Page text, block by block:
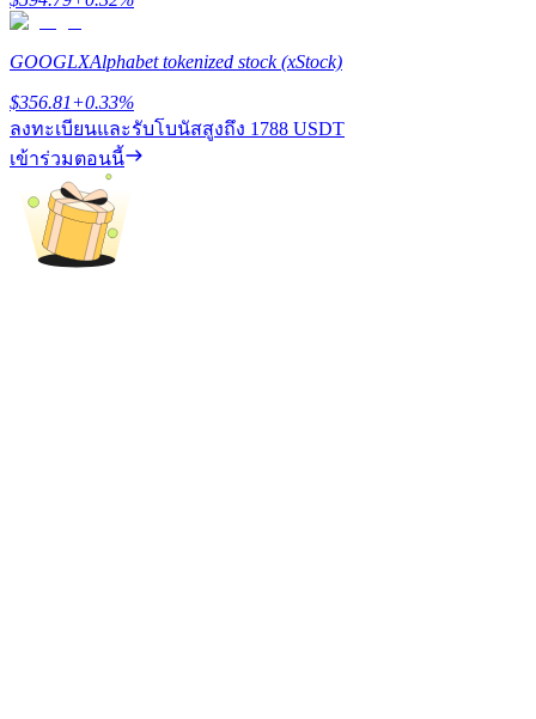
GOOGLXAlphabet tokenized stock (xStock)
$356.81+0.33%
ลงทะเบียนและรับโบนัสสูงถึง 1788 USDT
เข้าร่วมตอนนี้